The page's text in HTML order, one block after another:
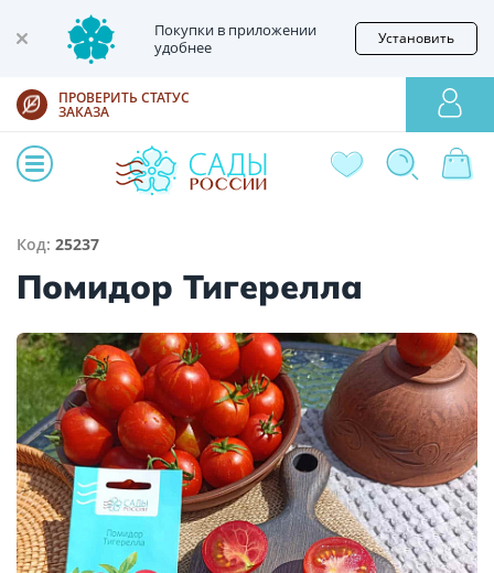
Покупки в приложении
удобнее
Установить
ПРОВЕРИТЬ СТАТУС
ЗАКАЗА
Код: 25237
Помидор Тигерелла